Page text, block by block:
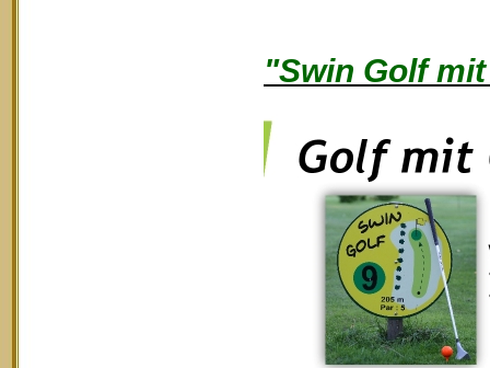
"Swin Golf